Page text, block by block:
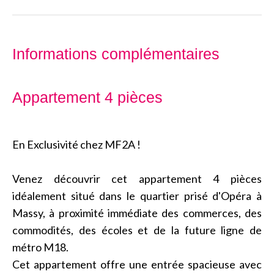
Informations complémentaires
Appartement 4 pièces
En Exclusivité chez MF2A !
Venez découvrir cet appartement 4 pièces
idéalement situé dans le quartier prisé d'Opéra à
Massy, à proximité immédiate des commerces, des
commodités, des écoles et de la future ligne de
métro M18.
Cet appartement offre une entrée spacieuse avec